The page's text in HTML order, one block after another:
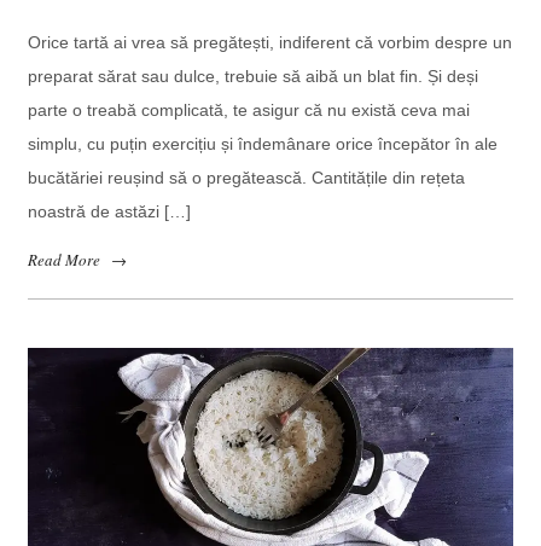
Orice tartă ai vrea să pregătești, indiferent că vorbim despre un
preparat sărat sau dulce, trebuie să aibă un blat fin. Și deși
parte o treabă complicată, te asigur că nu există ceva mai
simplu, cu puțin exercițiu și îndemânare orice începător în ale
bucătăriei reușind să o pregătească. Cantitățile din rețeta
noastră de astăzi […]
Read More →